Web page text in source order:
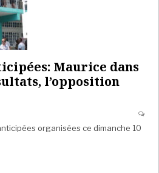
Maurice dans
l’opposition
organisées ce dimanche 10